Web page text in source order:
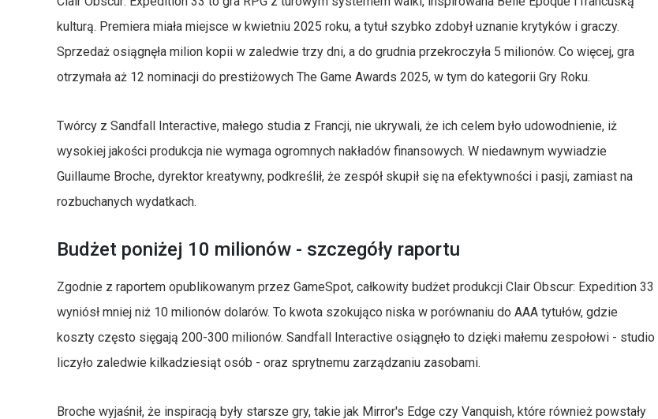
kulturą. Premiera miała miejsce w kwietniu 2025 roku, a tytuł szybko zdobył uznanie krytyków i graczy.
Sprzedaż osiągnęła milion kopii w zaledwie trzy dni, a do grudnia przekroczyła 5 milionów. Co więcej, gra
otrzymała aż 12 nominacji do prestiżowych The Game Awards 2025, w tym do kategorii Gry Roku.
Twórcy z Sandfall Interactive, małego studia z Francji, nie ukrywali, że ich celem było udowodnienie, iż
wysokiej jakości produkcja nie wymaga ogromnych nakładów finansowych. W niedawnym wywiadzie
Guillaume Broche, dyrektor kreatywny, podkreślił, że zespół skupił się na efektywności i pasji, zamiast na
rozbuchanych wydatkach.
Budżet poniżej 10 milionów - szczegóły raportu
Zgodnie z raportem opublikowanym przez GameSpot, całkowity budżet produkcji Clair Obscur: Expedition 33
wyniósł mniej niż 10 milionów dolarów. To kwota szokująco niska w porównaniu do AAA tytułów, gdzie
koszty często sięgają 200-300 milionów. Sandfall Interactive osiągnęło to dzięki małemu zespołowi - studio
liczyło zaledwie kilkadziesiąt osób - oraz sprytnemu zarządzaniu zasobami.
Broche wyjaśnił, że inspiracją były starsze gry, takie jak Mirror's Edge czy Vanquish, które również powstały